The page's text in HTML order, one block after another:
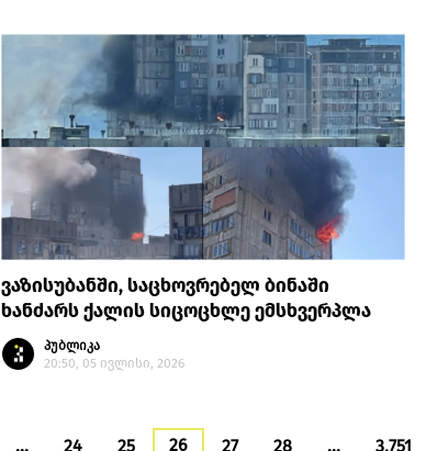
ვაზისუბანში, საცხოვრებელ ბინაში
ხანძარს ქალის სიცოცხლე ემსხვერპლა
პუბლიკა
20:50, 05 ივლისი, 2026
… 24 25 26 27 28 … 3,751